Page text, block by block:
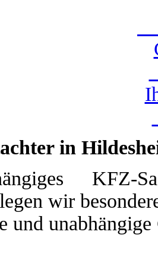
in
KFZ-
wir
und